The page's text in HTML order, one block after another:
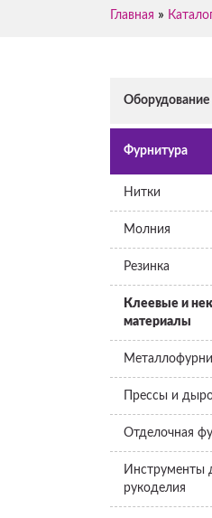
Главная »
Оборудование
Фурнитура
Нитки
Молния
Резинка
Клеевые и
материалы
Прессы и
Отделочная
Инструменты
рукоделия